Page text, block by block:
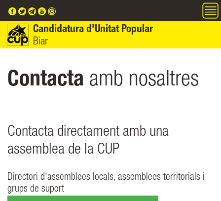
Vés al contingut
Candidatura d'Unitat Popular
Biar
Contacta amb nosaltres
Contacta directament amb una
assemblea de la CUP
Directori d'assemblees locals, assemblees territorials i
grups de suport